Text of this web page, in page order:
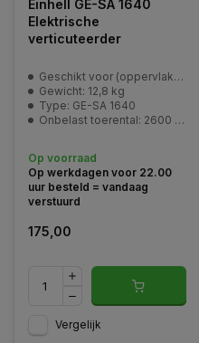
Einhell GE-SA 1640
Elektrische
verticuteerder
Geschikt voor (oppervlakte): 800 m2
Gewicht: 12,8 kg
Type: GE-SA 1640
Onbelast toerental: 2600 min^-1
Op voorraad
Op werkdagen voor 22.00
uur besteld = vandaag
verstuurd
175,00
Vergelijk